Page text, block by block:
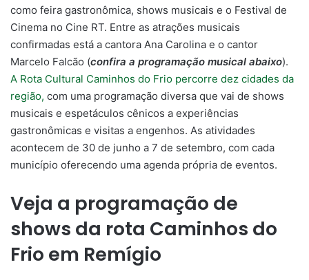
como feira gastronômica, shows musicais e o Festival de
Cinema no Cine RT. Entre as atrações musicais
confirmadas está a cantora Ana Carolina e o cantor
Marcelo Falcão (confira a programação musical abaixo).
A Rota Cultural Caminhos do Frio percorre dez cidades da
região, com uma programação diversa que vai de shows
musicais e espetáculos cênicos a experiências
gastronômicas e visitas a engenhos. As atividades
acontecem de 30 de junho a 7 de setembro, com cada
município oferecendo uma agenda própria de eventos.
Veja a programação de
shows da rota Caminhos do
Frio em Remígio